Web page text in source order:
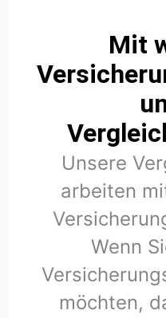
Mit
Unsere
arbeiten
Wenn
möchten,